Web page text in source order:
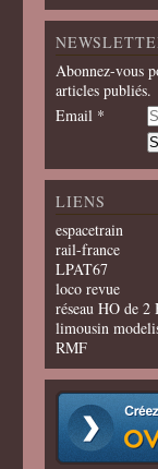
Abonnez-vous
articles publiés.
Email
LIENS
espacetrain
rail-france
LPAT67
loco revue
réseau HO de
limousin
RMF